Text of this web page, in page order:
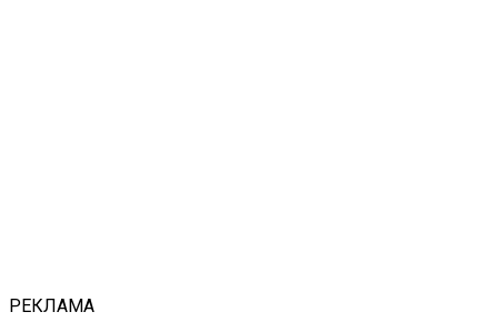
РЕКЛАМА